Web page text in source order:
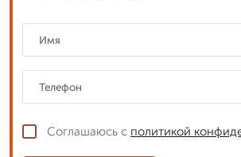
Соглашаюсь с политикой